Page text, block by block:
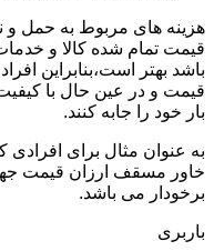
هزینه های مربوط به حمل و
قیمت تمام شده کالا و
باشد بهتر است،بنابراین
قیمت و در عین حال با کیفیت
بار خود را جابه کنند.
به عنوان مثال برای افرادی
خاور مسقف ارزان قیمت جهت
برخودار می باشد.
باربری